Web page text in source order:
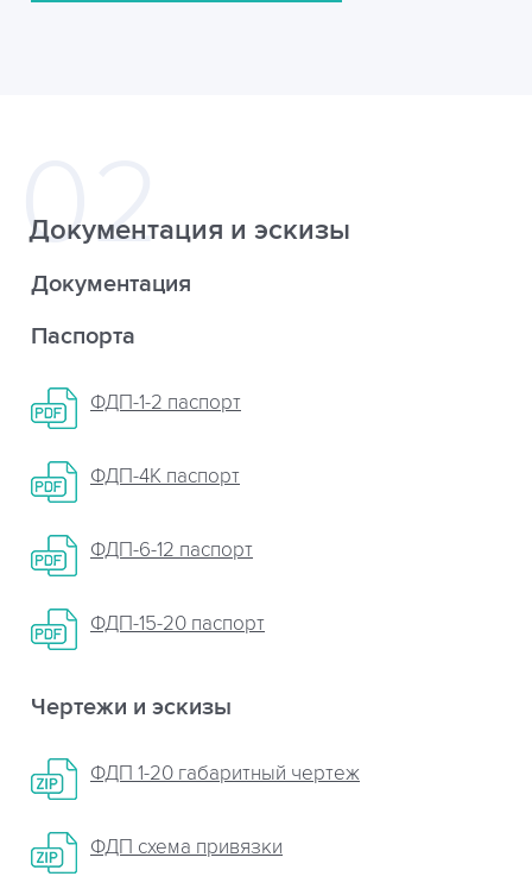
Документация и эскизы
Документация
Паспорта
ФДП-1-2 паспорт
ФДП-4К паспорт
ФДП-6-12 паспорт
ФДП-15-20 паспорт
Чертежи и эскизы
ФДП 1-20 габаритный чертеж
ФДП схема привязки